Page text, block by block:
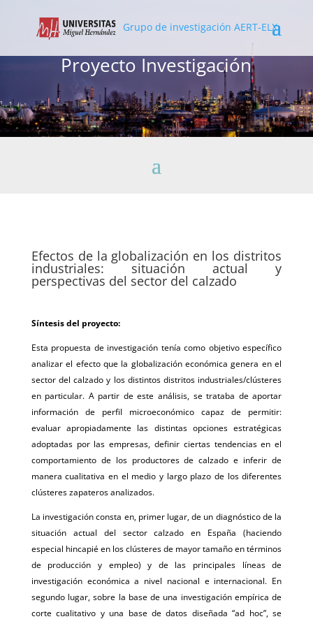
Grupo de investigación AERT-ELX
Proyecto Investigación
Efectos de la globalización en los distritos
industriales: situación actual y
perspectivas del sector del calzado
Síntesis del proyecto:
Esta propuesta de investigación tenía como objetivo específico
analizar el efecto que la globalización económica genera en el
sector del calzado y los distintos distritos industriales/clústeres
en particular. A partir de este análisis, se trataba de aportar
información de perfil microeconómico capaz de permitir:
evaluar apropiadamente las distintas opciones estratégicas
adoptadas por las empresas, definir ciertas tendencias en el
comportamiento de los productores de calzado e inferir de
manera cualitativa en el medio y largo plazo de los diferentes
clústeres zapateros analizados.
La investigación consta en, primer lugar, de un diagnóstico de la
situación actual del sector calzado en España (haciendo
especial hincapié en los clústeres de mayor tamaño en términos
de producción y empleo) y de las principales líneas de
investigación económica a nivel nacional e internacional. En
segundo lugar, sobre la base de una investigación empírica de
corte cualitativo y una base de datos diseñada “ad hoc”, se